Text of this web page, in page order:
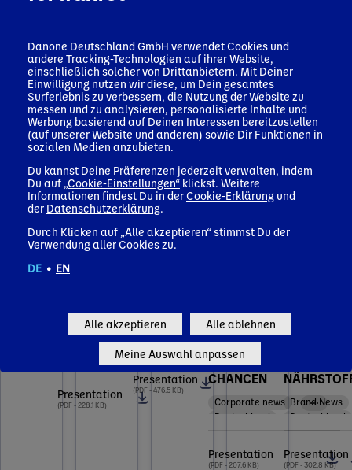
MILUMIL IN
ÖSTERREICH
Brand News
Österreich
Presentation
(PDF - 824.4 KB)
DER SCHWEIZ
Brand News
Schweiz
Presentation
(PDF - 713.4 KB)
Brand News
Deutschland
Presentation
(PDF - 272.8 KB)
Österreich
Presentation
(PDF - 264.9 KB)
14
2026
ACTIVIA
ERWEITERT
SEIN
CREMIG-
BAUCHGEFÜHL¹
Brand News
Deutschland
Presentation
(PDF - 228.1 KB)
07 ALPRO
LANCIERT
‚MEAL TO
Brand News
Deutschland
Presentation
(PDF - 476.5 KB)
05 MILCHALTERNATIVEN
REPRÄSENTATIVE
UMFRAGE VON
DANONE ZEIGT
TRENDS UND
CHANCEN
Corporate news
Deutschland
Presentation
(PDF - 207.6 KB)
27
SHINE:
GUTE-
Brand News
Deutschland
Presentation
(PDF - 302.8 KB)
Danone Deutschland GmbH verwendet Cookies und
andere Tracking-Technologien auf ihrer Website,
einschließlich solcher von Drittanbietern. Mit Deiner
Einwilligung nutzen wir diese, um Dein gesamtes
Surferlebnis zu verbessern, die Nutzung der Website zu
messen und zu analysieren, personalisierte Inhalte und
Werbung basierend auf Deinen Interessen bereitzustellen
(auf unserer Website und anderen) sowie Dir Funktionen in
sozialen Medien anzubieten.
Du kannst Deine Präferenzen jederzeit verwalten, indem
Du auf „Cookie-Einstellungen“ klickst. Weitere
Informationen findest Du in derCookie-Erklärung und
der Datenschutzerklärung
Durch Klicken auf „Alle akzeptieren“ stimmst Du der
Verwendung aller Cookies zu.
DE • EN
Alle akzeptieren Alle ablehnen
Meine Auswahl anpassen